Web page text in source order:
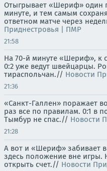
Отыгрывает «Шериф» один
минуте, и тем самым
ответном матче через
Приднестровья | ПМР
21:58
На 70-й минуте «Шериф», к
0:2 уже ведут швейцарцы.
тираспольчан.// Новости
21:36
«Санкт-Галлен» поражает
раз все по правилам. 0:1 в
Тымбур не спас.// Новости
21:28
А вот и «Шериф» забивает
здесь положение вне игры.
открыть счет.// Новости